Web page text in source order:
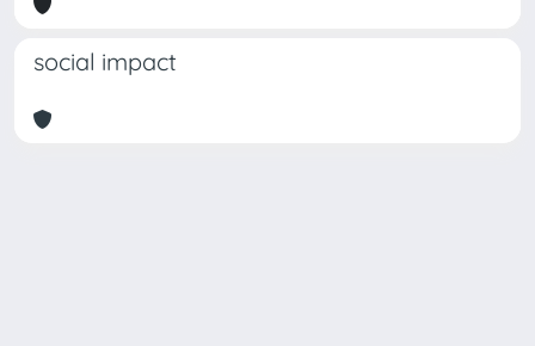
social impact